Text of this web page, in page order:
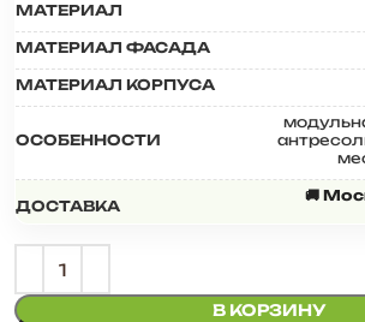
МАТЕРИАЛ
МАТЕРИАЛ ФАСАДА
МАТЕРИАЛ КОРПУСА
ОСОБЕННОСТИ
ДОСТАВКА
🚚
В КОРЗИНУ